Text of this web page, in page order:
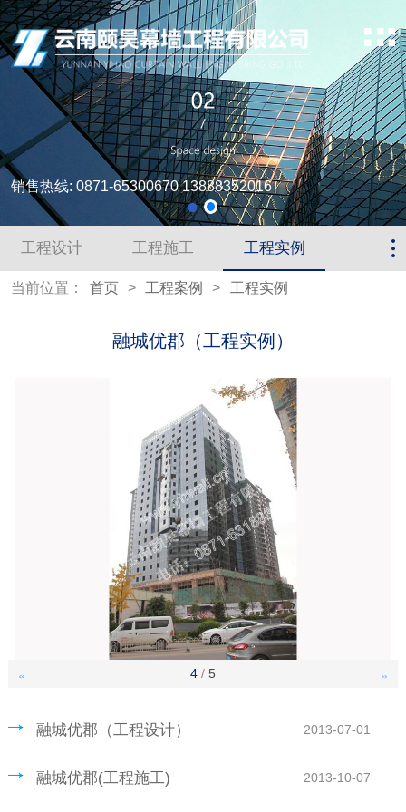
销售热线: 0871-65300670 13888352016
工程设计 工程施工 工程实例
当前位置： 首页 > 工程案例 > 工程实例
融城优郡（工程实例）
4/ 5
<< >>
融城优郡（工程设计） 2013-07-01
融城优郡(工程施工) 2013-10-07